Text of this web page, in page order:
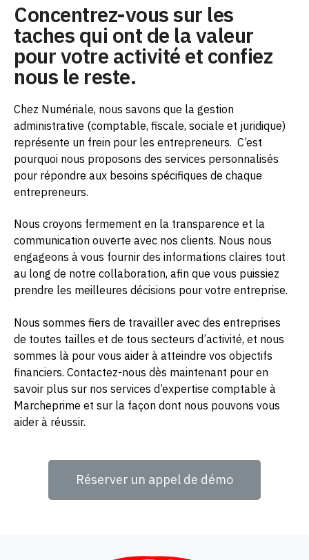
Concentrez-vous sur les
taches qui ont de la valeur
pour votre activité et confiez
nous le reste.
Chez Numériale, nous savons que la gestion
administrative (comptable, fiscale, sociale et juridique)
représente un frein pour les entrepreneurs. C’est
pourquoi nous proposons des services personnalisés
pour répondre aux besoins spécifiques de chaque
entrepreneurs.
Nous croyons fermement en la transparence et la
communication ouverte avec nos clients. Nous nous
engageons à vous fournir des informations claires tout
au long de notre collaboration, afin que vous puissiez
prendre les meilleures décisions pour votre entreprise.
Nous sommes fiers de travailler avec des entreprises
de toutes tailles et de tous secteurs d’activité, et nous
sommes là pour vous aider à atteindre vos objectifs
financiers. Contactez-nous dès maintenant pour en
savoir plus sur nos services d’expertise comptable à
Marcheprime et sur la façon dont nous pouvons vous
aider à réussir.
Réserver un appel de démo